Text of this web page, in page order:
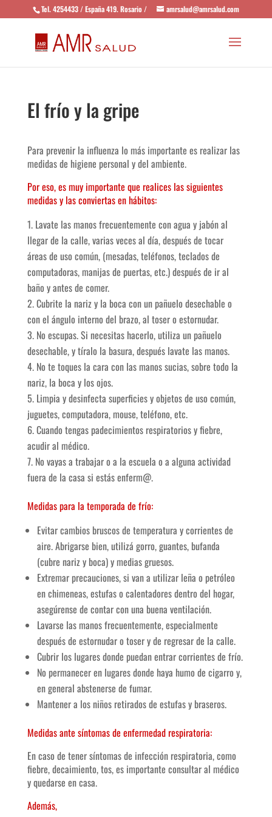
Tel. 4254433 / España 419. Rosario / amrsalud@amrsalud.com
El frío y la gripe
Para prevenir la influenza lo más importante es realizar las
medidas de higiene personal y del ambiente.
Por eso, es muy importante que realices las siguientes
medidas y las conviertas en hábitos:
Lavate las manos frecuentemente con agua y jabón al
llegar de la calle, varias veces al día, después de tocar
áreas de uso común, (mesadas, teléfonos, teclados de
computadoras, manijas de puertas, etc.) después de ir al
baño y antes de comer.
Cubrite la nariz y la boca con un pañuelo desechable o
con el ángulo interno del brazo, al toser o estornudar.
No escupas. Si necesitas hacerlo, utiliza un pañuelo
desechable, y tíralo la basura, después lavate las manos.
No te toques la cara con las manos sucias, sobre todo la
nariz, la boca y los ojos.
Limpia y desinfecta superficies y objetos de uso común,
juguetes, computadora, mouse, teléfono, etc.
Cuando tengas padecimientos respiratorios y fiebre,
acudir al médico.
No vayas a trabajar o a la escuela o a alguna actividad
fuera de la casa si estás enferm@.
Medidas para la temporada de frío:
Evitar cambios bruscos de temperatura y corrientes de
aire. Abrigarse bien, utilizá gorro, guantes, bufanda
(cubre nariz y boca) y medias gruesos.
Extremar precauciones, si van a utilizar leña o petróleo
en chimeneas, estufas o calentadores dentro del hogar,
asegúrense de contar con una buena ventilación.
Lavarse las manos frecuentemente, especialmente
después de estornudar o toser y de regresar de la calle.
Cubrir los lugares donde puedan entrar corrientes de frío.
No permanecer en lugares donde haya humo de cigarro y,
en general abstenerse de fumar.
Mantener a los niños retirados de estufas y braseros.
Medidas ante síntomas de enfermedad respiratoria:
En caso de tener síntomas de infección respiratoria, como
fiebre, decaimiento, tos, es importante consultar al médico
y quedarse en casa.
Además,